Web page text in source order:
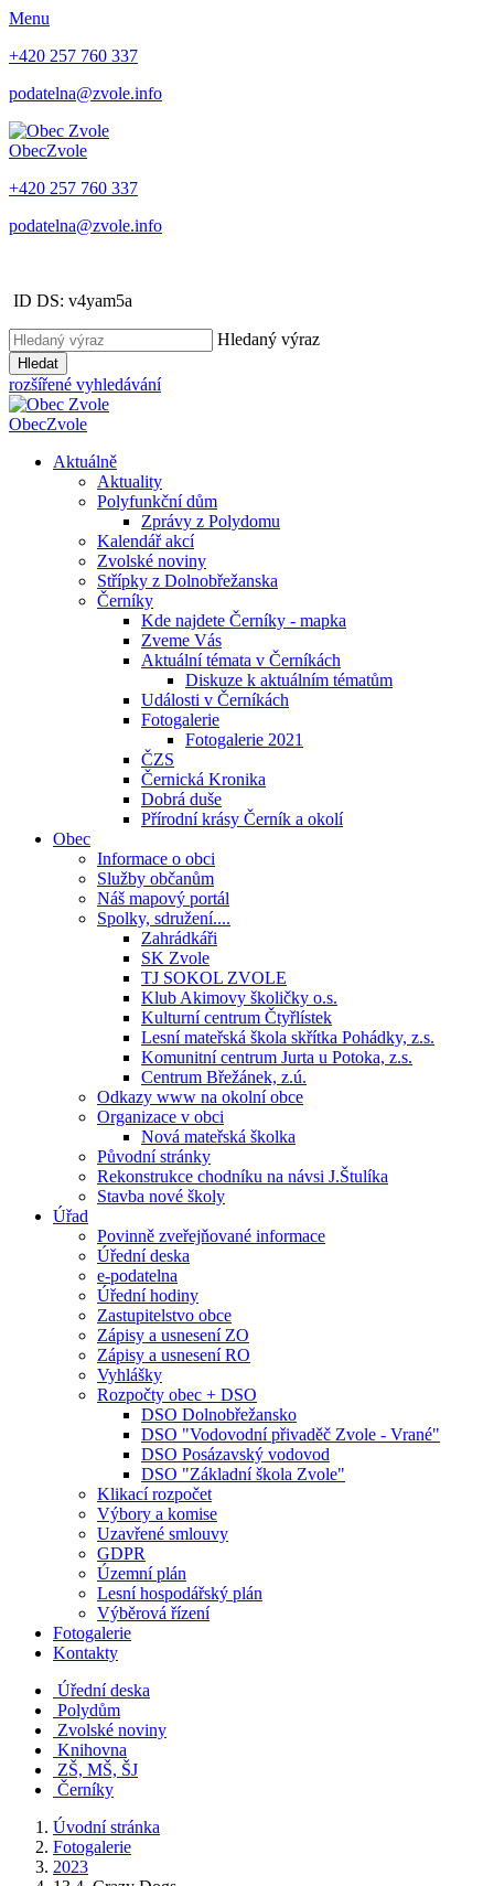
Menu
+420 257 760 337
podatelna@zvole.info
ObecZvole
+420 257 760 337
podatelna@zvole.info
ID DS: v4yam5a
Hledaný výraz
Hledat
rozšířené vyhledávání
ObecZvole
Aktuálně
Aktuality
Polyfunkční dům
Zprávy z Polydomu
Kalendář akcí
Zvolské noviny
Střípky z Dolnobřežanska
Černíky
Kde najdete Černíky - mapka
Zveme Vás
Aktuální témata v Černíkách
Diskuze k aktuálním tématům
Události v Černíkách
Fotogalerie
Fotogalerie 2021
ČZS
Černická Kronika
Dobrá duše
Přírodní krásy Černík a okolí
Obec
Informace o obci
Služby občanům
Náš mapový portál
Spolky, sdružení....
Zahrádkáři
SK Zvole
TJ SOKOL ZVOLE
Klub Akimovy školičky o.s.
Kulturní centrum Čtyřlístek
Lesní mateřská škola skřítka Pohádky, z.s.
Komunitní centrum Jurta u Potoka, z.s.
Centrum Břežánek, z.ú.
Odkazy www na okolní obce
Organizace v obci
Nová mateřská školka
Původní stránky
Rekonstrukce chodníku na návsi J.Štulíka
Stavba nové školy
Úřad
Povinně zveřejňované informace
Úřední deska
e-podatelna
Úřední hodiny
Zastupitelstvo obce
Zápisy a usnesení ZO
Zápisy a usnesení RO
Vyhlášky
Rozpočty obec + DSO
DSO Dolnobřežansko
DSO "Vodovodní přivaděč Zvole - Vrané"
DSO Posázavský vodovod
DSO "Základní škola Zvole"
Klikací rozpočet
Výbory a komise
Uzavřené smlouvy
GDPR
Územní plán
Lesní hospodářský plán
Výběrová řízení
Fotogalerie
Kontakty
Úřední deska
Polydům
Zvolské noviny
Knihovna
ZŠ, MŠ, ŠJ
Černíky
Úvodní stránka
Fotogalerie
2023